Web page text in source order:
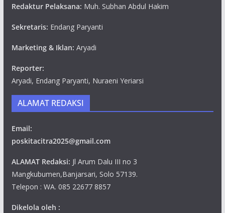
Redaktur Pelaksana: Muh. Subhan Abdul Hakim
Sekretaris: Endang Paryanti
Marketing & Iklan: Aryadi
Reporter:
Aryadi, Endang Paryanti, Nuraeni Yeriarsi
ALAMAT REDAKSI
Email:
poskitacitra2025@gmail.com
ALAMAT Redaksi: Jl Arum Dalu III no 3
Mangkubumen,Banjarsari, Solo 57139.
Telepon : WA. 085 22677 8857
Dikelola oleh :